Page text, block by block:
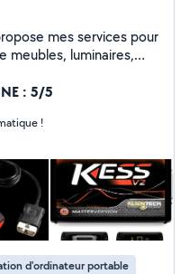
mes services pour
meubles, luminaires,
du dos, je ne
je privilégie un travail
au lien social, je
rendre service et
et bienveillant. À
: 5/5
!
d'ordinateur portable